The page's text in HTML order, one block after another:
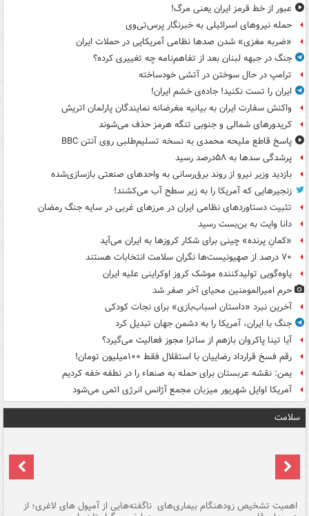
عبور از خط قرمز ایران یعنی مرگ!
حمله نیروهای اسرائیلی به خبرنگار پرس‌تی‌وی
«ضربه مغزی» شدن صدها نظامی آمریکایی در حملات ایران
جنگ در جبهه لبنان بعد از تفاهم‌نامه چه تغییری کرده؟
ترامپ در حال سوختن در آتشی خودساخته
ایران را تست نکنید! جاده‌ی خشم ایران!
واکنش سفارت ایران به بیانیه مغرضانه نمایندگان پارلمان اتریش
کریدورهای شمالی و جنوبی تنگه هرمز حذف می‌شوند
پاسخ قاطع ملیحه محمدی به نسخه تسلیم‌طلبی روی آنتن BBC
پرشدگی سدها به ۵۸درصد رسید
بازدید وزیر نیرو از روند برق‌رسانی به واحدهای صنعتی بازسازی‌شده
زنجیرهایی که آمریکا را به زیر سطح آب می‌کشند!
تثبیت دستاوردهای نظامی ایران در مرزهای غربی در سایه جنگ رمضان
دانا وایت به بن‌بست رسید
«کمانِ پرنده» چینی برای شکار کروزها به ایران می‌آید
۷۰ درصد از صهیونیست‌ها نگران سلامت انتخابات هستند
یاوه‌گویی تولیدکننده موشک کروز اوکراینی علیه ایران
حرم امیرالمومنین محیای آخر صفر شد
آخرین نبرد «داستان اسباب‌بازی» برای نجات کودکی
جنگ با ایران، آمریکا را به دشمن جهان تبدیل کرد
آیا تینا پاکروان بازهم از ساترا مجوز فعالیت می‌گیرد؟
رقم فسخ قرارداد رضاییان با استقلال فقط ۱۰۰میلیون تومان!
یمن: نقشه عربستان برای حمله به صنعاء را در نطفه خفه کردیم
آمریکا اوایل شهریور میزبان مجمع آژانس انرژی اتمی می‌شود
سلامت
اهمیت تشخیص زودهنگام بیماری‌های ناگفته‌هایی از آمپول های لاغری؛ از